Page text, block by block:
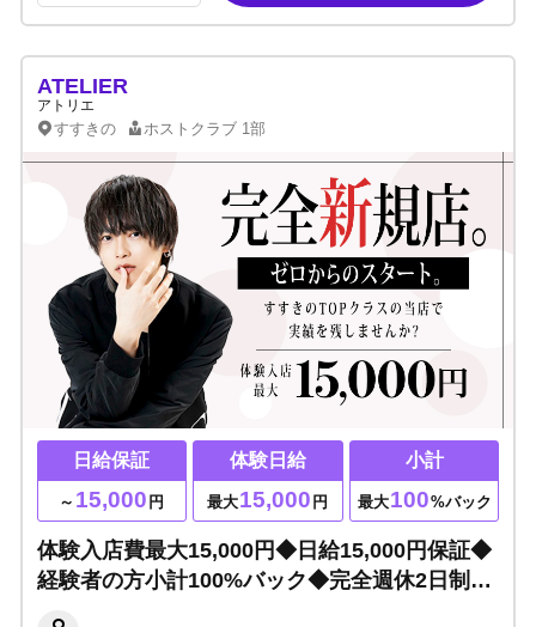
ATELIER
アトリエ
すすきの ホストクラブ 1部
日給保証
～ 15,000 円
体験日給
最大15,000 円
小計
最大100%バック
体験入店費最大15,000円◆日給15,000円保証◆
経験者の方小計100%バック◆完全週休2日制の